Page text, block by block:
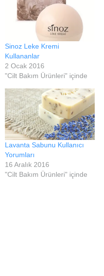
Sinoz Leke Kremi
Kullananlar
2 Ocak 2016
"Cilt Bakım Ürünleri" içinde
Lavanta Sabunu Kullanıcı
Yorumları
16 Aralık 2016
"Cilt Bakım Ürünleri" içinde